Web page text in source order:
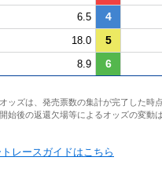
6.5 4
18.0 5
8.9 6
ッズは、発売票数の集計が完了した時
始後の返還欠場等によるオッズの変動
レースガイドはこちら